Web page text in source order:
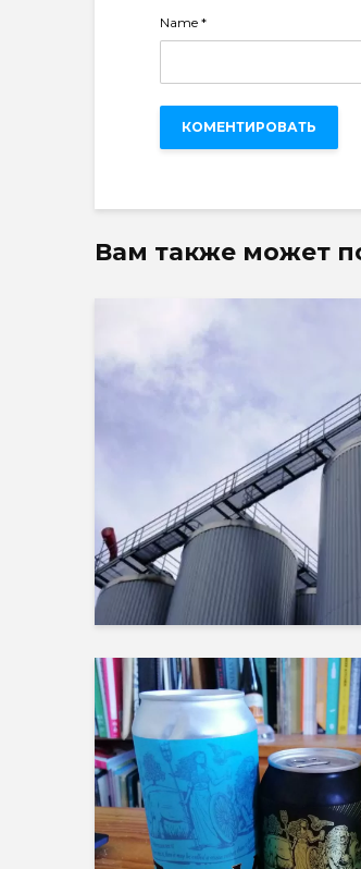
Name *
Вам также может